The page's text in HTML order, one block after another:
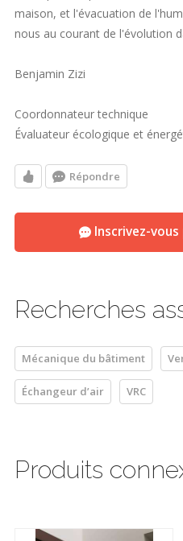
maison, et l'évacuation de
nous au courant de l'évolution
Benjamin Zizi
Coordonnateur technique
Évaluateur écologique et
Répondre
Inscrivez-
Recherches
Mécanique du bâtiment
Échangeur d’air VRC
Produits